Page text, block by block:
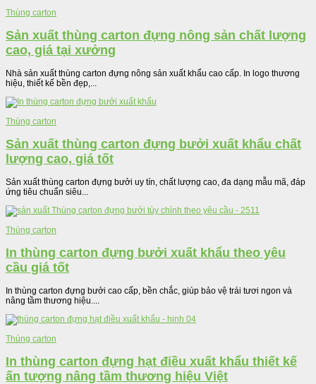
Thùng carton
Sản xuất thùng carton đựng nông sản chất lượng
cao, giá tại xưởng
Nhà sản xuất thùng carton đựng nông sản xuất khẩu cao cấp. In logo thương
hiệu, thiết kế bền đẹp,...
Thùng carton
Sản xuất thùng carton đựng bưởi xuất khẩu chất
lượng cao, giá tốt
Sản xuất thùng carton đựng bưởi uy tín, chất lượng cao, đa dạng mẫu mã, đáp
ứng tiêu chuẩn siêu...
Thùng carton
In thùng carton đựng bưởi xuất khẩu theo yêu
cầu giá tốt
In thùng carton đựng bưởi cao cấp, bền chắc, giúp bảo vệ trái tươi ngon và
nâng tầm thương hiệu....
Thùng carton
In thùng carton đựng hạt điều xuất khẩu thiết kế
ấn tượng nâng tầm thương hiệu Việt